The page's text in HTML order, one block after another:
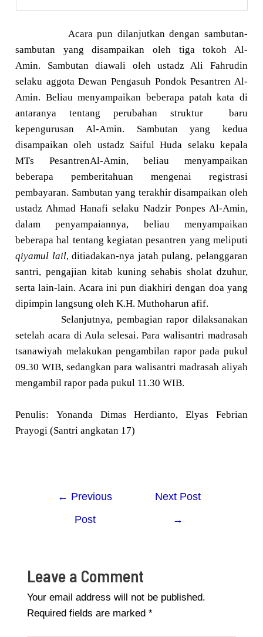
Acara pun dilanjutkan dengan sambutan-
sambutan yang disampaikan oleh tiga tokoh Al-
Amin. Sambutan diawali oleh ustadz Ali Fahrudin
selaku aggota Dewan Pengasuh Pondok Pesantren Al-
Amin. Beliau menyampaikan beberapa patah kata di
antaranya tentang perubahan struktur
baru
kepengurusan Al-Amin. Sambutan yang kedua
disampaikan oleh ustadz Saiful Huda selaku kepala
MTs PesantrenAl-Amin, beliau menyampaikan
beberapa
pemberitahuan mengenai registrasi
pembayaran. Sambutan yang terakhir disampaikan oleh
ustadz Ahmad Hanafi selaku Nadzir Ponpes Al-Amin,
dalam penyampaiannya, beliau menyampaikan
beberapa hal tentang kegiatan pesantren yang meliputi
qiyamul lail, ditiadakan-nya jatah pulang, pelanggaran
santri, pengajian kitab kuning sehabis sholat dzuhur,
serta lain-lain. Acara ini pundiakhiri dengan doa yang
dipimpin langsung oleh K.H. Muthoharun afif.
Selanjutnya, pembagian rapor dilaksanakan
setelah acara di Aula selesai. Para walisantri madrasah
tsanawiyah melakukan pengambilan rapor pada pukul
09.30 WIB, sedangkan para walisantri madrasah aliyah
mengambil rapor pada pukul 11.30 WIB.
Penulis: Yonanda Dimas Herdianto,Elyas Febrian
Prayogi (Santri angkatan 17)
← Previous
Post
Next Post
→
Leave a Comment
Your email address will not be published.
Required fields are marked *